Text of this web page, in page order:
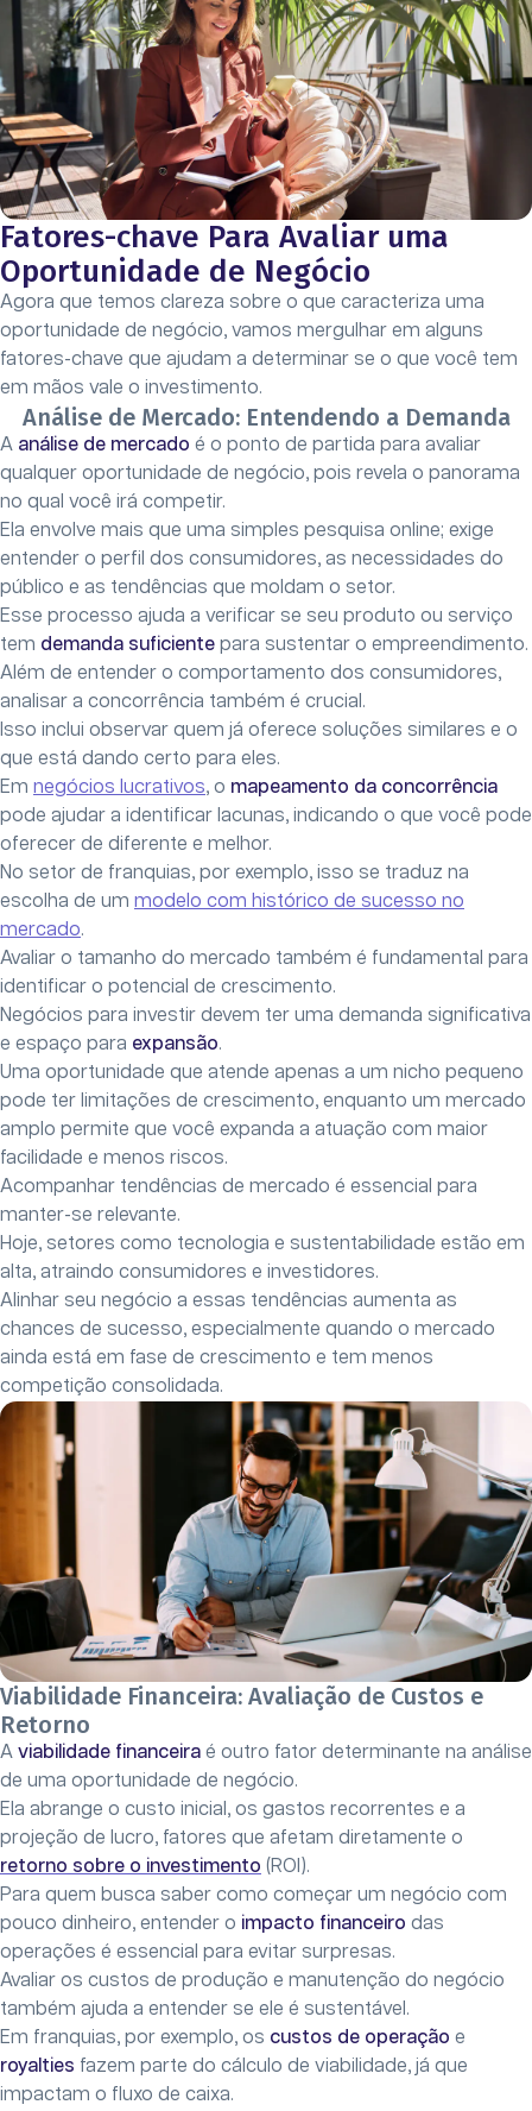
Fatores-chave Para Avaliar uma
Oportunidade de Negócio
Agora que temos clareza sobre o que caracteriza uma
oportunidade de negócio, vamos mergulhar em alguns
fatores-chave que ajudam a determinar se o que você tem
em mãos vale o investimento.
Análise de Mercado: Entendendo a Demanda
A análise de mercado é o ponto de partida para avaliar
qualquer oportunidade de negócio, pois revela o panorama
no qual você irá competir.
Ela envolve mais que uma simples pesquisa online; exige
entender o perfil dos consumidores, as necessidades do
público e as tendências que moldam o setor.
Esse processo ajuda a verificar se seu produto ou serviço
tem demanda suficiente para sustentar o empreendimento.
Além de entender o comportamento dos consumidores,
analisar a concorrência também é crucial.
Isso inclui observar quem já oferece soluções similares e o
que está dando certo para eles.
Em negócios lucrativos, o mapeamento da concorrência
pode ajudar a identificar lacunas, indicando o que você pode
oferecer de diferente e melhor.
No setor de franquias, por exemplo, isso se traduz na
escolha de um modelo com histórico de sucesso no
mercado.
Avaliar o tamanho do mercado também é fundamental para
identificar o potencial de crescimento.
Negócios para investir devem ter uma demanda significativa
e espaço para expansão.
Uma oportunidade que atende apenas a um nicho pequeno
pode ter limitações de crescimento, enquanto um mercado
amplo permite que você expanda a atuação com maior
facilidade e menos riscos.
Acompanhar tendências de mercado é essencial para
manter-se relevante.
Hoje, setores como tecnologia e sustentabilidade estão em
alta, atraindo consumidores e investidores.
Alinhar seu negócio a essas tendências aumenta as
chances de sucesso, especialmente quando o mercado
ainda está em fase de crescimento e tem menos
competição consolidada.
Viabilidade Financeira: Avaliação de Custos e
Retorno
A viabilidade financeira é outro fator determinante na análise
de uma oportunidade de negócio.
Ela abrange o custo inicial, os gastos recorrentes e a
projeção de lucro, fatores que afetam diretamente o
retorno sobre o investimento (ROI).
Para quem busca saber como começar um negócio com
pouco dinheiro, entender o impacto financeiro das
operações é essencial para evitar surpresas.
Avaliar os custos de produção e manutenção do negócio
também ajuda a entender se ele é sustentável.
Em franquias, por exemplo, os custos de operação e
royalties fazem parte do cálculo de viabilidade, já que
impactam o fluxo de caixa.